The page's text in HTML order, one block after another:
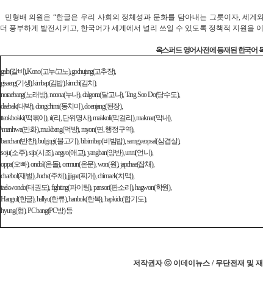
민형배 의원은 “한글은 우리 사회의 정체성과 문화를 담아내는 그릇이자, 세계
더 풍부하게 발전시키고, 한국어가 세계에서 널리 쓰일 수 있도록 정책적 지원을
옥스퍼드 영어사전에 등재된 한국어
galbi(갈비), Kono (고누/고노), gochujang(고추장),
gisaeng(기생), kimbap(김밥), kimchi(김치 ),
noraebang(노래방), noona(누나), dalgona(달고나), Tang Soo Do(당수도),
daebak(대박), dongchimi(동치미), doenjang(된장),
tteokbokki(떡볶이), ri(리 ,단위명사), makkoli(막걸리 ), maknae(막내),
\manhwa(만화), mukbang(먹방), myon(면,행정구역),
banchan(반찬), bulgogi(불고기), bibimbap(비빔밥), samgyeopsal(삼겹살),
soju(소주), sijo(시조), aegyo(애교), yangban(양반), unni(언니 ),
oppa(오빠), ondol(온돌), onmun(온문), won(원), japchae(잡채),
chaebol(재벌), Juche(주체 ), jjigae(찌개), chimaek(치맥),
taekwondo(태권도), fighting(파이팅), pansori(판소리 ), hagwon(학원),
Hangul(한글), hallyu(한류), hanbok(한복), hapkido(합기도),
hyung(형), PC bang(PC방)등
저작권자 ⓒ 이데이뉴스 / 무단전재 및 재